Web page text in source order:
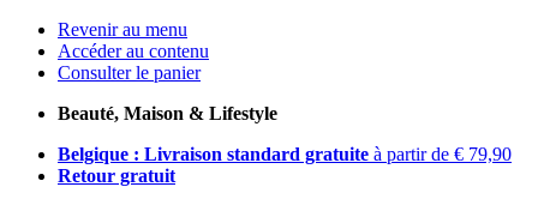
Revenir au menu
Accéder au contenu
Consulter le panier
Beauté, Maison & Lifestyle
Belgique : Livraison standard gratuite à partir de € 79,90
Retour gratuit